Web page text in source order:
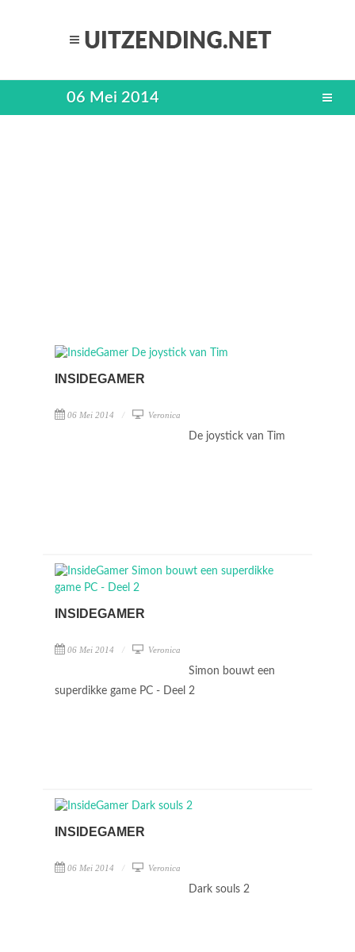
06 Mei 2014
INSIDEGAMER
06 Mei 2014 Veronica
De joystick van Tim
INSIDEGAMER
06 Mei 2014 Veronica
Simon bouwt een
superdikke game PC - Deel 2
INSIDEGAMER
06 Mei 2014 Veronica
Dark souls 2